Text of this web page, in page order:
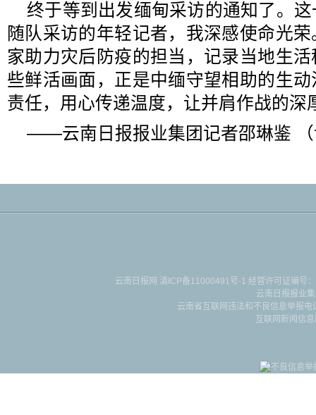
终于等到出发缅甸采访的通知了。
随队采访的年轻记者，我深感使命光
家助力灾后防疫的担当，记录当地生
些鲜活画面，正是中缅守望相助的生
责任，用心传递温度，让并肩作战的深
——云南日报报业集团记者邵琳鉴 （
云南日报网 滇ICP备11000491号-1 经营许可证编号
云南日报报业
云南省互联网违法和不良信息举报
互联网新闻信